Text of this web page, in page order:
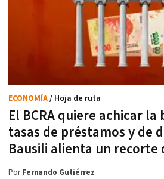
El BCRA quiere achicar
tasas de préstamos y de
Bausili alienta un recorte
ECONOMÍA/ Hoja de ruta
PorFernando Gutiérrez